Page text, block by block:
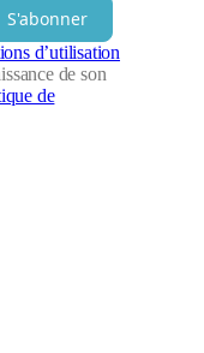
S'abonner
d’utilisation
de son
de